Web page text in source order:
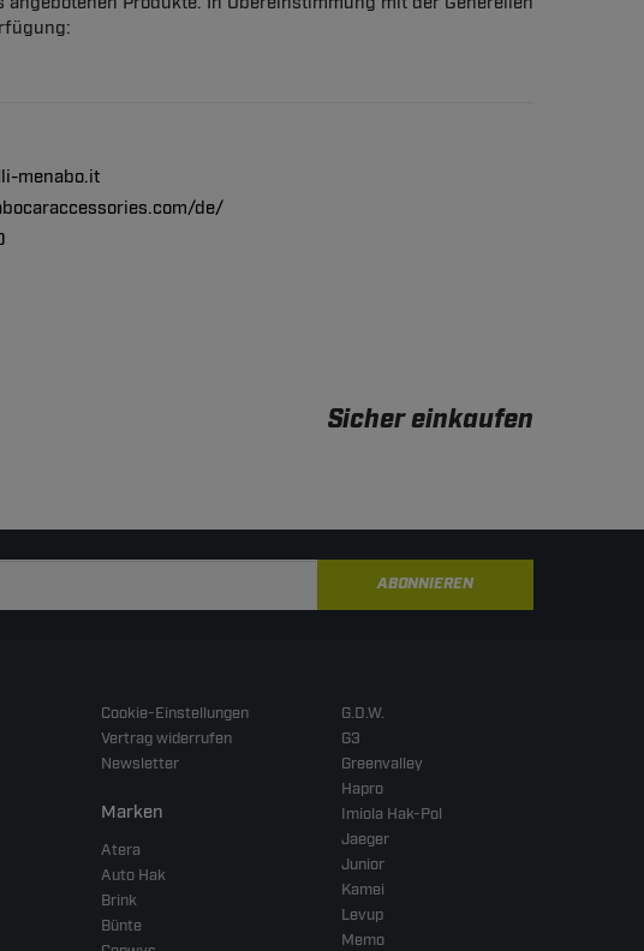
menabo.it
de/
Sicher einkaufen
ABONNIEREN
Cookie-Einstellungen
Vertrag widerrufen
Newsletter
Marken
Atera
Auto Hak
Brink
Bünte
G.D.W.
G3
Greenvalley
Hapro
Imiola Hak-Pol
Jaeger
Junior
Kamei
Levup
Memo